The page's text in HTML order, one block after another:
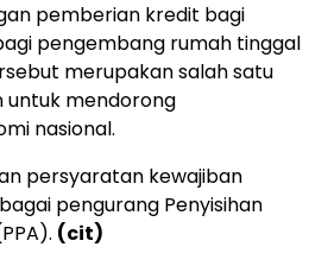
pemberian kredit bagi
pengembang rumah tinggal
merupakan salah satu
untuk mendorong
nasional.
persyaratan kewajiban
pengurang Penyisihan
(cit)